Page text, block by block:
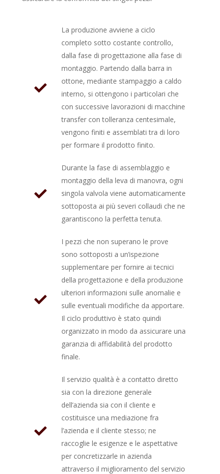
La produzione avviene a ciclo
completo sotto costante controllo,
dalla fase di progettazione alla fase di
montaggio. Partendo dalla barra in
ottone, mediante stampaggio a caldo
interno, si ottengono i particolari che
con successive lavorazioni di macchine
transfer con tolleranza centesimale,
vengono finiti e assemblati tra di loro
per formare il prodotto finito.
Durante la fase di assemblaggio e
montaggio della leva di manovra, ogni
singola valvola viene automaticamente
sottoposta ai più severi collaudi che ne
garantiscono la perfetta tenuta.
I pezzi che non superano le prove
sono sottoposti a un’ispezione
supplementare per fornire ai tecnici
della progettazione e della produzione
ulteriori informazioni sulle anomalie e
sulle eventuali modifiche da apportare.
Il ciclo produttivo è stato quindi
organizzato in modo da assicurare una
garanzia di affidabilità del prodotto
finale.
Il servizio qualità è a contatto diretto
sia con la direzione generale
dell’azienda sia con il cliente e
costituisce una mediazione fra
l’azienda e il cliente stesso; ne
raccoglie le esigenze e le aspettative
per concretizzarle in azienda
attraverso il miglioramento del servizio